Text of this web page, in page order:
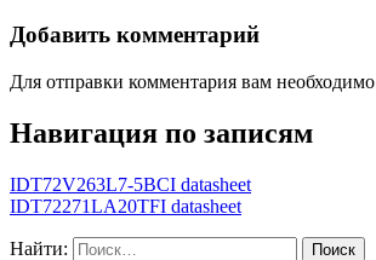
Добавить комментарий
Для отправки комментария вам необходимо
Навигация по записям
IDT72V263L7-5BCI datasheet
IDT72271LA20TFI datasheet
Найти: